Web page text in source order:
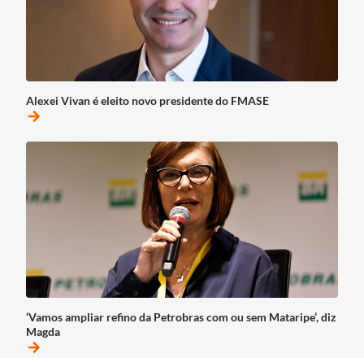
Alexei Vivan é eleito novo presidente do FMASE
arrow_forward
‘Vamos ampliar refino da Petrobras com ou sem Mataripe’, diz
Magda
arrow_forward